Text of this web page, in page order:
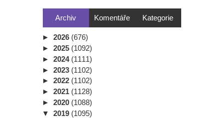
Archiv Komentáře Kategorie
► 2026 (676)
► 2025 (1092)
► 2024 (1111)
► 2023 (1102)
► 2022 (1102)
► 2021 (1128)
► 2020 (1088)
▼ 2019 (1095)